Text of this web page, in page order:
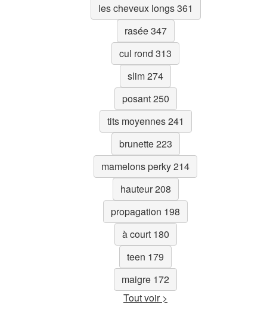
les cheveux longs 361
rasée 347
cul rond 313
slim 274
posant 250
tits moyennes 241
brunette 223
mamelons perky 214
hauteur 208
propagation 198
à court 180
teen 179
maigre 172
Tout voir >